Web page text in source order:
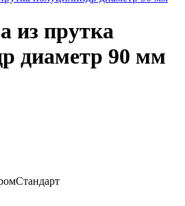
из прутка
диаметр 90 мм